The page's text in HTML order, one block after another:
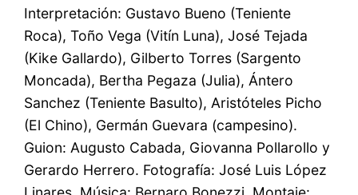
Interpretación: Gustavo Bueno (Teniente
Roca), Toño Vega (Vitín Luna), José Tejada
(Kike Gallardo), Gilberto Torres (Sargento
Moncada), Bertha Pegaza (Julia), Ántero
Sanchez (Teniente Basulto), Aristóteles Picho
(El Chino), Germán Guevara (campesino).
Guion: Augusto Cabada, Giovanna Pollarollo y
Gerardo Herrero. Fotografía: José Luis López